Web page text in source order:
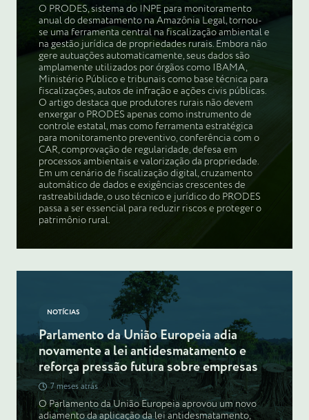
O PRODES, sistema do INPE para monitoramento
anual do desmatamento na Amazônia Legal, tornou-
se uma ferramenta central na fiscalização ambiental e
na gestão jurídica de propriedades rurais. Embora não
gere autuações automaticamente, seus dados são
amplamente utilizados por órgãos como IBAMA,
Ministério Público e tribunais como base técnica para
fiscalizações, autos de infração e ações civis públicas.
O artigo destaca que produtores rurais não devem
enxergar o PRODES apenas como instrumento de
controle estatal, mas como ferramenta estratégica
para monitoramento preventivo, conferência com o
CAR, comprovação de regularidade, defesa em
processos ambientais e valorização da propriedade.
Em um cenário de fiscalização digital, cruzamento
automático de dados e exigências crescentes de
rastreabilidade, o uso técnico e jurídico do PRODES
passa a ser essencial para reduzir riscos e proteger o
patrimônio rural.
NOTÍCIAS
Parlamento da União Europeia adia
novamente a lei antidesmatamento e
reforça pressão futura sobre empresas
7 meses atrás
O Parlamento da União Europeia aprovou um novo
adiamento da aplicação da lei antidesmatamento,